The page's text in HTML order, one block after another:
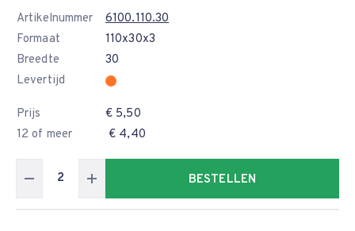
Artikelnummer
6100.110.30
Formaat
110x30x3
Breedte
30
Levertijd
Prijs
€ 5,50
12 of meer
€ 4,40
BESTELLEN